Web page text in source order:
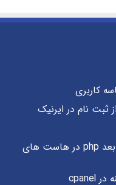
کاربری
اطلاعیه | پشتیبانی از نسخه های 8 به بعد php در هاست های